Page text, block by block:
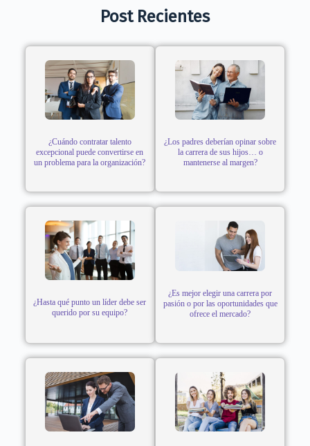
Post Recientes
¿Cuándo contratar talento
excepcional puede convertirse en
un problema para la organización?
¿Los padres deberían opinar sobre
la carrera de sus hijos… o
mantenerse al margen?
¿Hasta qué punto un líder debe ser
querido por su equipo?
¿Es mejor elegir una carrera por
pasión o por las oportunidades que
ofrece el mercado?